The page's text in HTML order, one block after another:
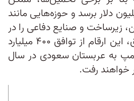
دلار برسد و حوزه‌هایی مانند
زیرساخت و صنایع دفاعی را در
برگیرد. در صورت تحقق، این ارقام از توافق ۴۰۰ میلیارد
به عربستان سعودی در سال